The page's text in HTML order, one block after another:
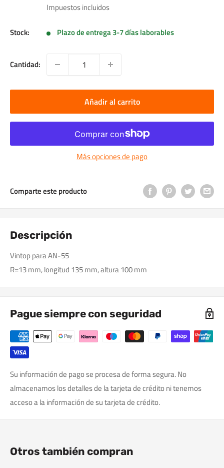
venta
Impuestos incluidos
Stock: Plazo de entrega 3-7 días laborables
Cantidad:
Añadir al carrito
Más opciones de pago
Comparte este producto
Descripción
Vintop para AN-55
R=13 mm, longitud 135 mm, altura 100 mm
Pague siempre con seguridad
Su información de pago se procesa de forma segura. No
almacenamos los detalles de la tarjeta de crédito ni tenemos
acceso a la información de su tarjeta de crédito.
Otros también compran